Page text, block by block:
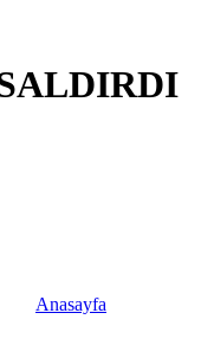
Anasayfa